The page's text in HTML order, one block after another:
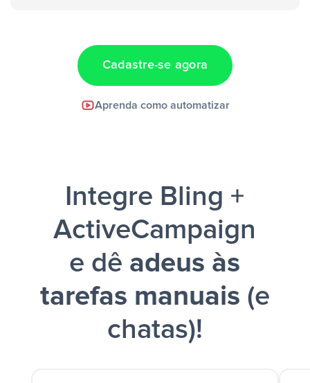
Cadastre-se agora
Aprenda como automatizar
Integre Bling +
ActiveCampaign
e dê adeus às
tarefas manuais (e
chatas)!